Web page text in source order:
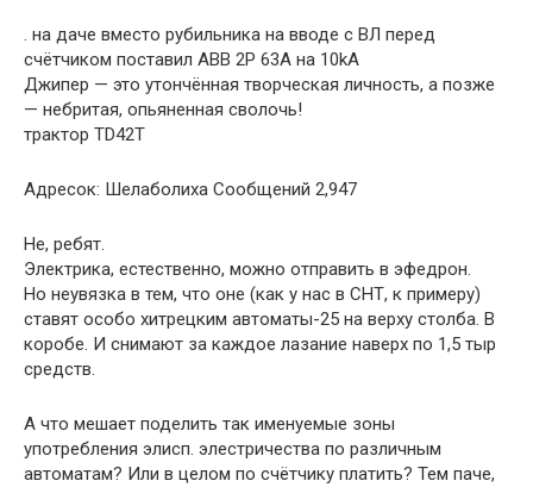
. на даче вместо рубильника на вводе с ВЛ перед
счётчиком поставил ABB 2P 63A на 10kA
Джипер — это утончённая творческая личность, а позже
— небритая, опьяненная сволочь!
трактор TD42T
Адресок: Шелаболиха Сообщений 2,947
Не, ребят.
Электрика, естественно, можно отправить в эфедрон.
Но неувязка в тем, что оне (как у нас в СНТ, к примеру)
ставят особо хитрецким автоматы-25 на верху столба. В
коробе. И снимают за каждое лазание наверх по 1,5 тыр
средств.
А что мешает поделить так именуемые зоны
употребления элисп. элестричества по различным
автоматам? Или в целом по счётчику платить? Тем паче,